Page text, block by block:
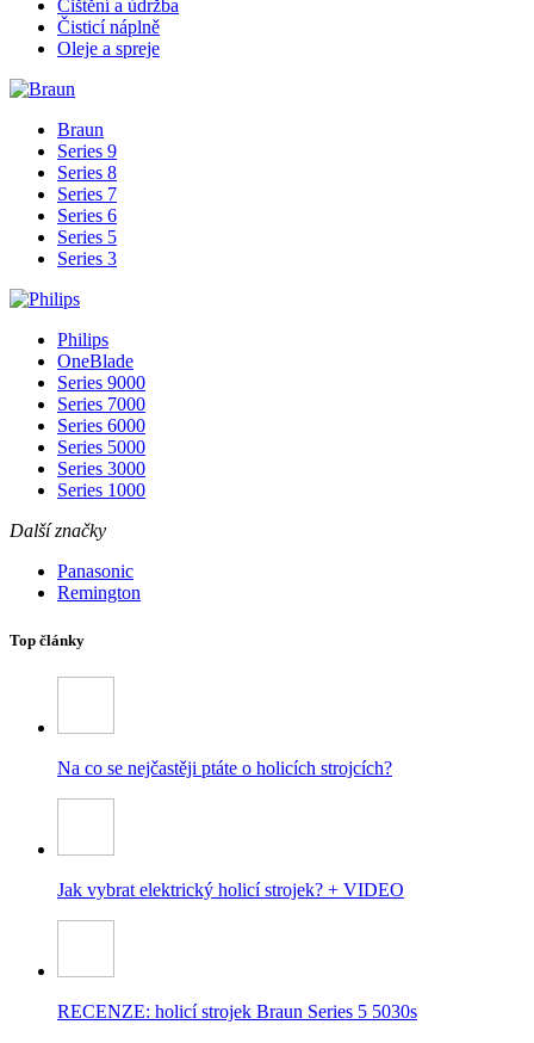
Čištění a údržba
Čisticí náplně
Oleje a spreje
Braun
Series 9
Series 8
Series 7
Series 6
Series 5
Series 3
Philips
OneBlade
Series 9000
Series 7000
Series 6000
Series 5000
Series 3000
Series 1000
Další značky
Panasonic
Remington
Top články
Na co se nejčastěji ptáte o holicích strojcích?
Jak vybrat elektrický holicí strojek? + VIDEO
RECENZE: holicí strojek Braun Series 5 5030s